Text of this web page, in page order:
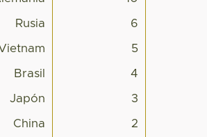
Rusia 6
5
Brasil 4
Japón 3
China 2